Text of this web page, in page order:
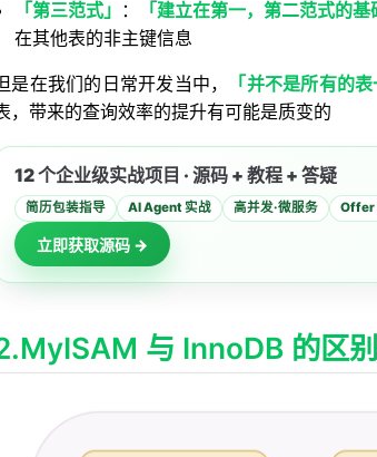
优思路吧
「第三范式」 ： 「建立在第一，第二范式的基
在其他表的非主键信息
是在我们的日常开发当中， 「并不是所有的
，带来的查询效率的提升有可能是质变的
12 个企业级实战项目 · 源码 + 教程 + 答疑
简历包装指导 AI Agent 实战 高并发·微服务 Offer
立即获取源码 →
与 InnoDB 的区别